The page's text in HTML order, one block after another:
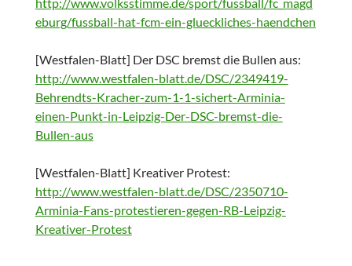
http://www.volksstimme.de/sport/fussball/fc_magd
eburg/fussball-hat-fcm-ein-glueckliches-haendchen
[Westfalen-Blatt] Der DSC bremst die Bullen aus:
http://www.westfalen-blatt.de/DSC/2349419-
Behrendts-Kracher-zum-1-1-sichert-Arminia-
einen-Punkt-in-Leipzig-Der-DSC-bremst-die-
Bullen-aus
[Westfalen-Blatt] Kreativer Protest:
http://www.westfalen-blatt.de/DSC/2350710-
Arminia-Fans-protestieren-gegen-RB-Leipzig-
Kreativer-Protest